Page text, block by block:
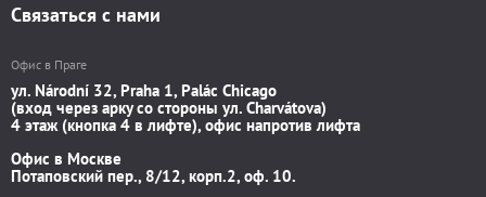
Связаться с нами
Офис в Праге
ул. Národní 32, Praha 1, Palác Chicago
(вход через арку со стороны ул. Charvátova)
4 этаж (кнопка 4 в лифте), офис напротив лифта
Офис в Москве
Потаповский пер., 8/12, корп.2, оф. 10.